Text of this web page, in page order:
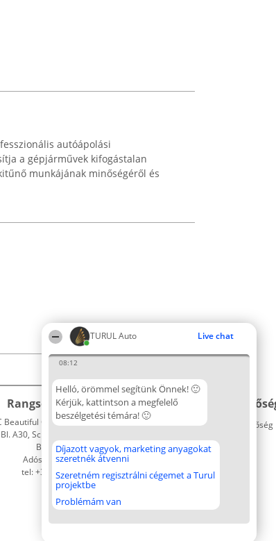
TURUL Auto Live chat
08:12
Helló, örömmel segítünk Önnek! 🙂
Kérjük, kattintson a megfelelő
beszélgetési témára! 🙂
Díjazott vagyok, marketing anyagokat
szeretnék átvenni
Szeretném regisztrálni cégemet a Turul
projektbe
Problémám van
autóápolási
a gépjárművek kifogástalan
munkájának minőségéről és
Rangsorszervező
Beautiful Company S.R.L.
A30, Sc. A, Et. 4, Ap. 13
Bukarest 53-238
Adószám 36737675
tel: +363 033 425 71
Népszavazás
Nyertesek
díjazottak
Szabályok
Státusz
Prywatności
Elérhetőség